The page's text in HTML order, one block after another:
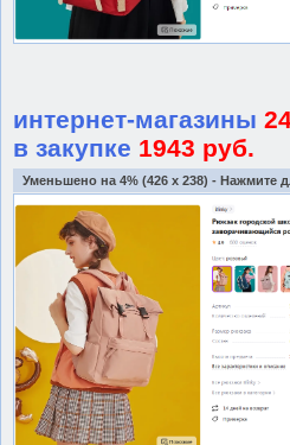
интернет-магазины
в закупке 1943 руб.
Уменьшено на 4% (426 x 238) - Нажмите